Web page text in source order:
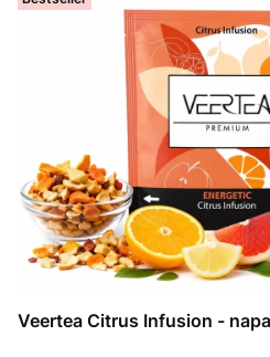
Veertea Citrus Infusion -